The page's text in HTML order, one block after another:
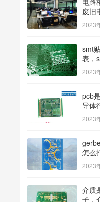
废旧
斤？
2023
smt
表，
名称
2023
pcb
导体
2023
怎么
2023
介质
子，